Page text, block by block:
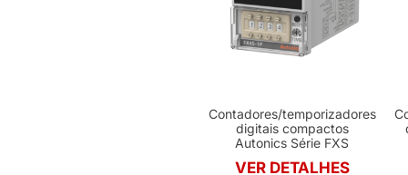
Contadores/temporizadores
digitais compactos
Autonics Série FXS
VER DETALHES